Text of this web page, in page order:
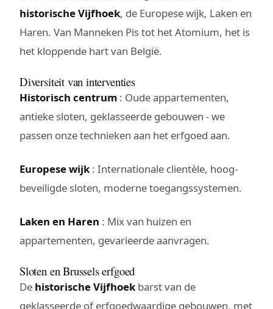
historische Vijfhoek, de Europese wijk, Laken en
Haren. Van Manneken Pis tot het Atomium, het is
het kloppende hart van België.
Diversiteit van interventies
Historisch centrum : Oude appartementen,
antieke sloten, geklasseerde gebouwen - we
passen onze technieken aan het erfgoed aan.
Europese wijk: Internationale clientèle, hoog-
beveiligde sloten, moderne toegangssystemen.
Laken en Haren : Mix van huizen en
appartementen, gevarieerde aanvragen.
Sloten en Brussels erfgoed
De historische Vijfhoekbarst van de
geklasseerde of erfgoedwaardige gebouwen, met